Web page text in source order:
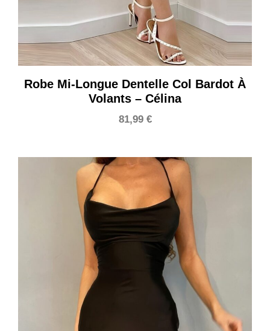
Robe Mi-Longue Dentelle Col Bardot À
Volants – Célina
81,99 €